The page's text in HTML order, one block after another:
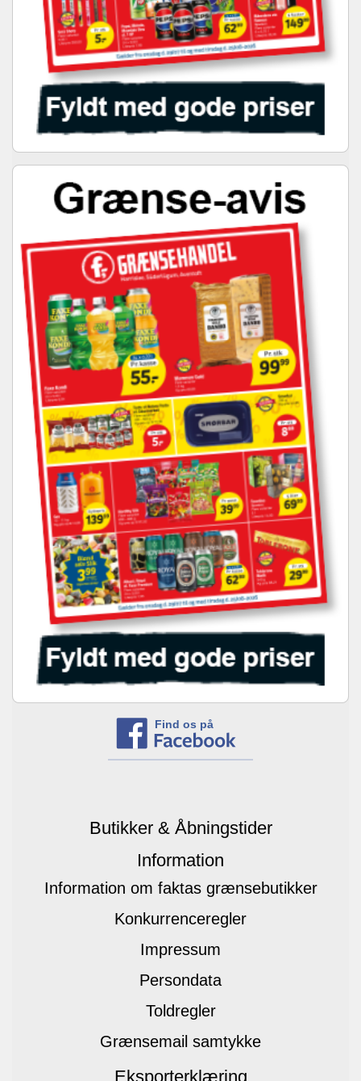
Find os på
Butikker & Åbningstider
Information
Information om faktas grænsebutikker
Konkurrenceregler
Impressum
Persondata
Toldregler
Grænsemail samtykke
Eksporterklæring